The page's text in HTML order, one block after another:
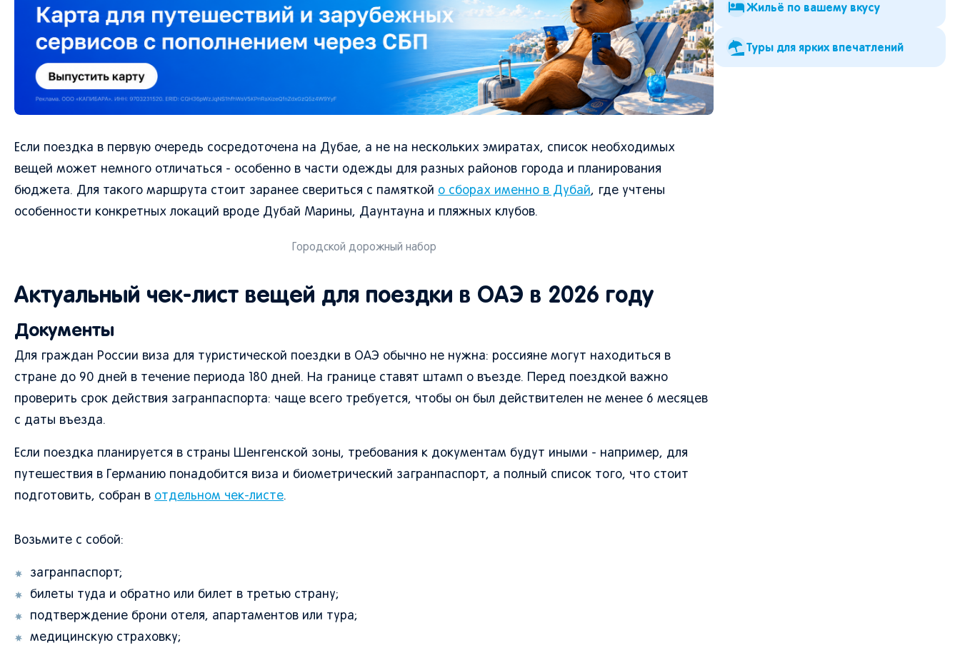
Если поездка в первую очередь сосредоточена на Дубае, а не на нескольких эмиратах, список необходимых
вещей может немного отличаться - особенно в части одежды для разных районов города и планирования
бюджета. Для такого маршрута стоит заранее свериться с памяткой о сборах именно в Дубай, где учтены
особенности конкретных локаций вроде Дубай Марины, Даунтауна и пляжных клубов.
Городской дорожный набор
Актуальный чек-лист вещей для поездки в ОАЭ в 2026 году
Документы
Для граждан России виза для туристической поездки в ОАЭ обычно не нужна: россияне могут находиться в
стране до 90 дней в течение периода 180 дней. На границе ставят штамп о въезде. Перед поездкой важно
проверить срок действия загранпаспорта: чаще всего требуется, чтобы он был действителен не менее 6 месяцев
с даты въезда.
Если поездка планируется в страны Шенгенской зоны, требования к документам будут иными - например, для
путешествия в Германию понадобится виза и биометрический загранпаспорт, а полный список того, что стоит
подготовить, собран в отдельном чек-листе.
Возьмите с собой:
загранпаспорт;
билеты туда и обратно или билет в третью страну;
подтверждение брони отеля, апартаментов или тура;
медицинскую страховку;
Жильё по вашему вкусу
Туры для ярких впечатлений